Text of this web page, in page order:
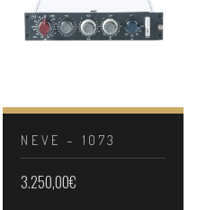
NEVE – 1073
3.250,00€